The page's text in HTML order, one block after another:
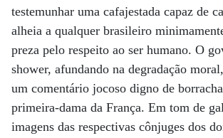
testemunhar uma cafajestada capaz de
alheia a qualquer brasileiro
preza pelo respeito ao ser humano. O
shower, afundando na degradação
um comentário jocoso digno de
primeira-dama da França. Em tom de
imagens das respectivas cônjuges dos